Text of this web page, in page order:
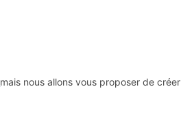
mais nous allons vous proposer de créer